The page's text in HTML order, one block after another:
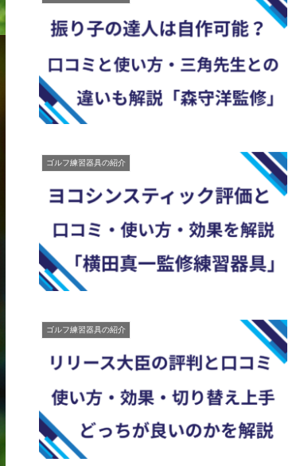
ゴルフ練習器具の紹介
ゴルフ練習器具の紹介